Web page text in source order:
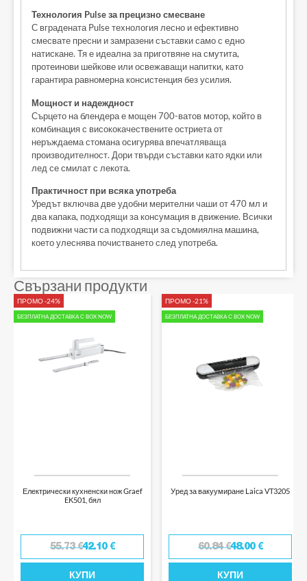
Технология Pulse за прецизно смесване
С вградената Pulse технология лесно и ефективно
смесвате пресни и замразени съставки само с едно
натискане. Тя е идеална за приготвяне на смутита,
протеинови шейкове или освежаващи напитки, като
гарантира равномерна консистенция без усилия.
Мощност и надеждност
Сърцето на блендера е мощен 700-ватов мотор, който в
комбинация с висококачествените остриета от
неръждаема стомана осигурява впечатляваща
производителност. Дори твърди съставки като ядки или
лед се смилат с лекота.
Практичност при всяка употреба
Уредът включва две удобни мерителни чаши от 470 мл и
два капака, подходящи за консумация в движение. Всички
подвижни части са подходящи за съдомиялна машина,
което улеснява почистването след употреба.
Свързани продукти
ПРОМО -24%
БЕЗПЛАТНА ДОСТАВКА С BOX NOW
Електрически кухненски нож Graef
EK501, бял
55.73€42.10 €
КУПИ
ПРОМО -21%
БЕЗПЛАТНА ДОСТАВКА С BOX NOW
Уред за вакуумиране Laica VT3205
60.84€48.00 €
КУПИ